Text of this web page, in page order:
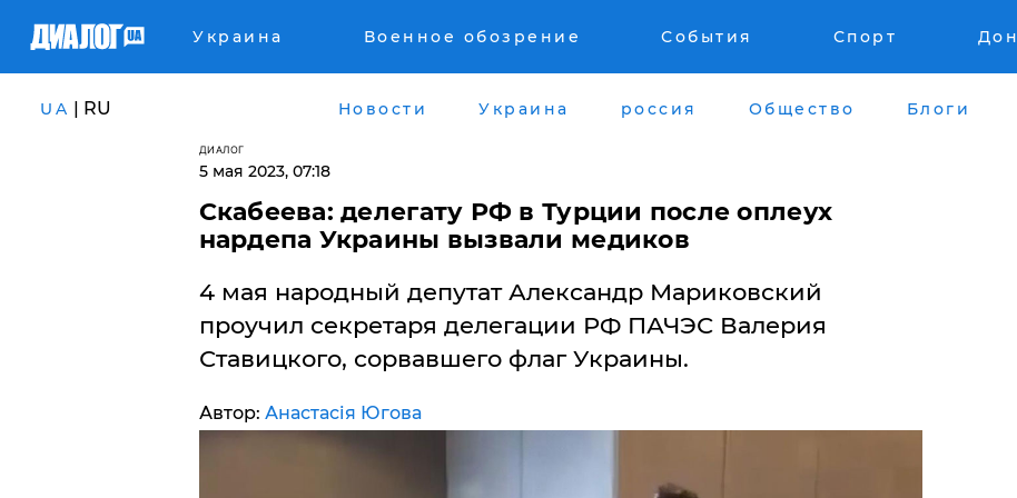
Украина Военное обозрение События Спорт
UA | RU Новости Украина россия Общество Блоги
ДИАЛОГ
5 мая 2023, 07:18
Скабеева: делегату РФ в Турции после оплеух
нардепа Украины вызвали медиков
4 мая народный депутат Александр Мариковский
проучил секретаря делегации РФ ПАЧЭС Валерия
Ставицкого, сорвавшего флаг Украины.
Автор: Анастасія Югова